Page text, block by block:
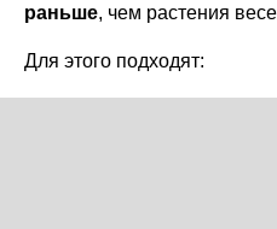
раньше, чем растения
Для этого подходят: